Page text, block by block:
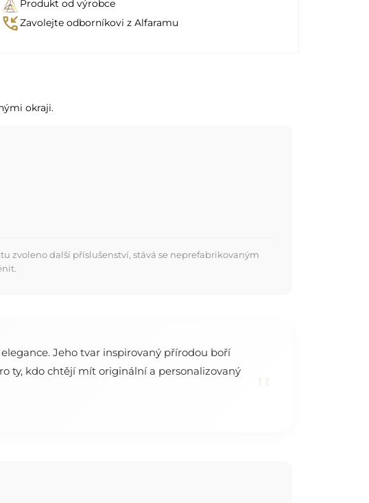
Produkt od výrobce
phone_callbackZavolejte odborníkovi z Alfaramu
okraji.
zvoleno další příslušenství, stává se neprefabrikovaným
Jeho tvar inspirovaný přírodou boří
ty, kdo chtějí mít originální a personalizovaný